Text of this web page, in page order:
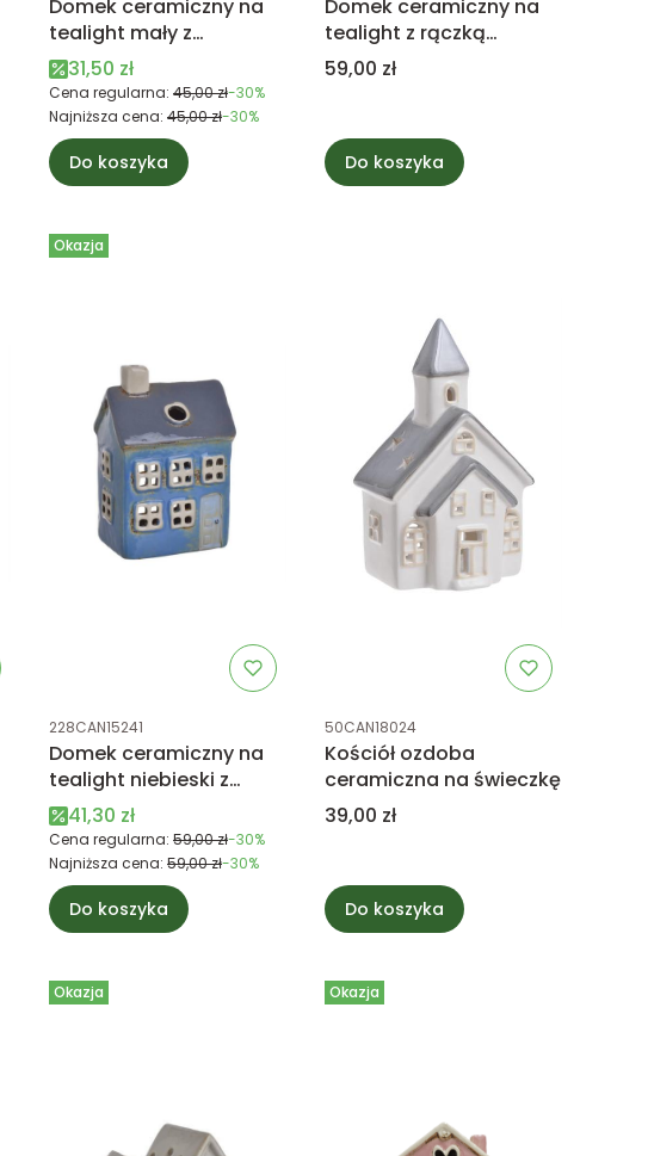
Domek ceramiczny na
tealight mały z
brązowym dachem
Cena promocyjna
31,50 zł
Cena regularna: 45,00 zł-30%
Najniższa cena: 45,00 zł-30%
Do koszyka
Domek ceramiczny na
tealight z rączką
beżowy
Cena
59,00 zł
Do koszyka
Okazja
Kod produktu
228CAN15241
Domek ceramiczny na
tealight niebieski z
oknem na dachu
Cena promocyjna
41,30 zł
Cena regularna: 59,00 zł-30%
Najniższa cena: 59,00 zł-30%
Do koszyka
Kod produktu
50CAN18024
Kościół ozdoba
ceramiczna na świeczkę
Cena
39,00 zł
Do koszyka
Okazja Okazja